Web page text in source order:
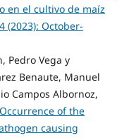
en el cultivo de maíz
(2023): October-
Pedro Vega y
Benaute, Manuel
Campos Albornoz,
Occurrence of the
causing